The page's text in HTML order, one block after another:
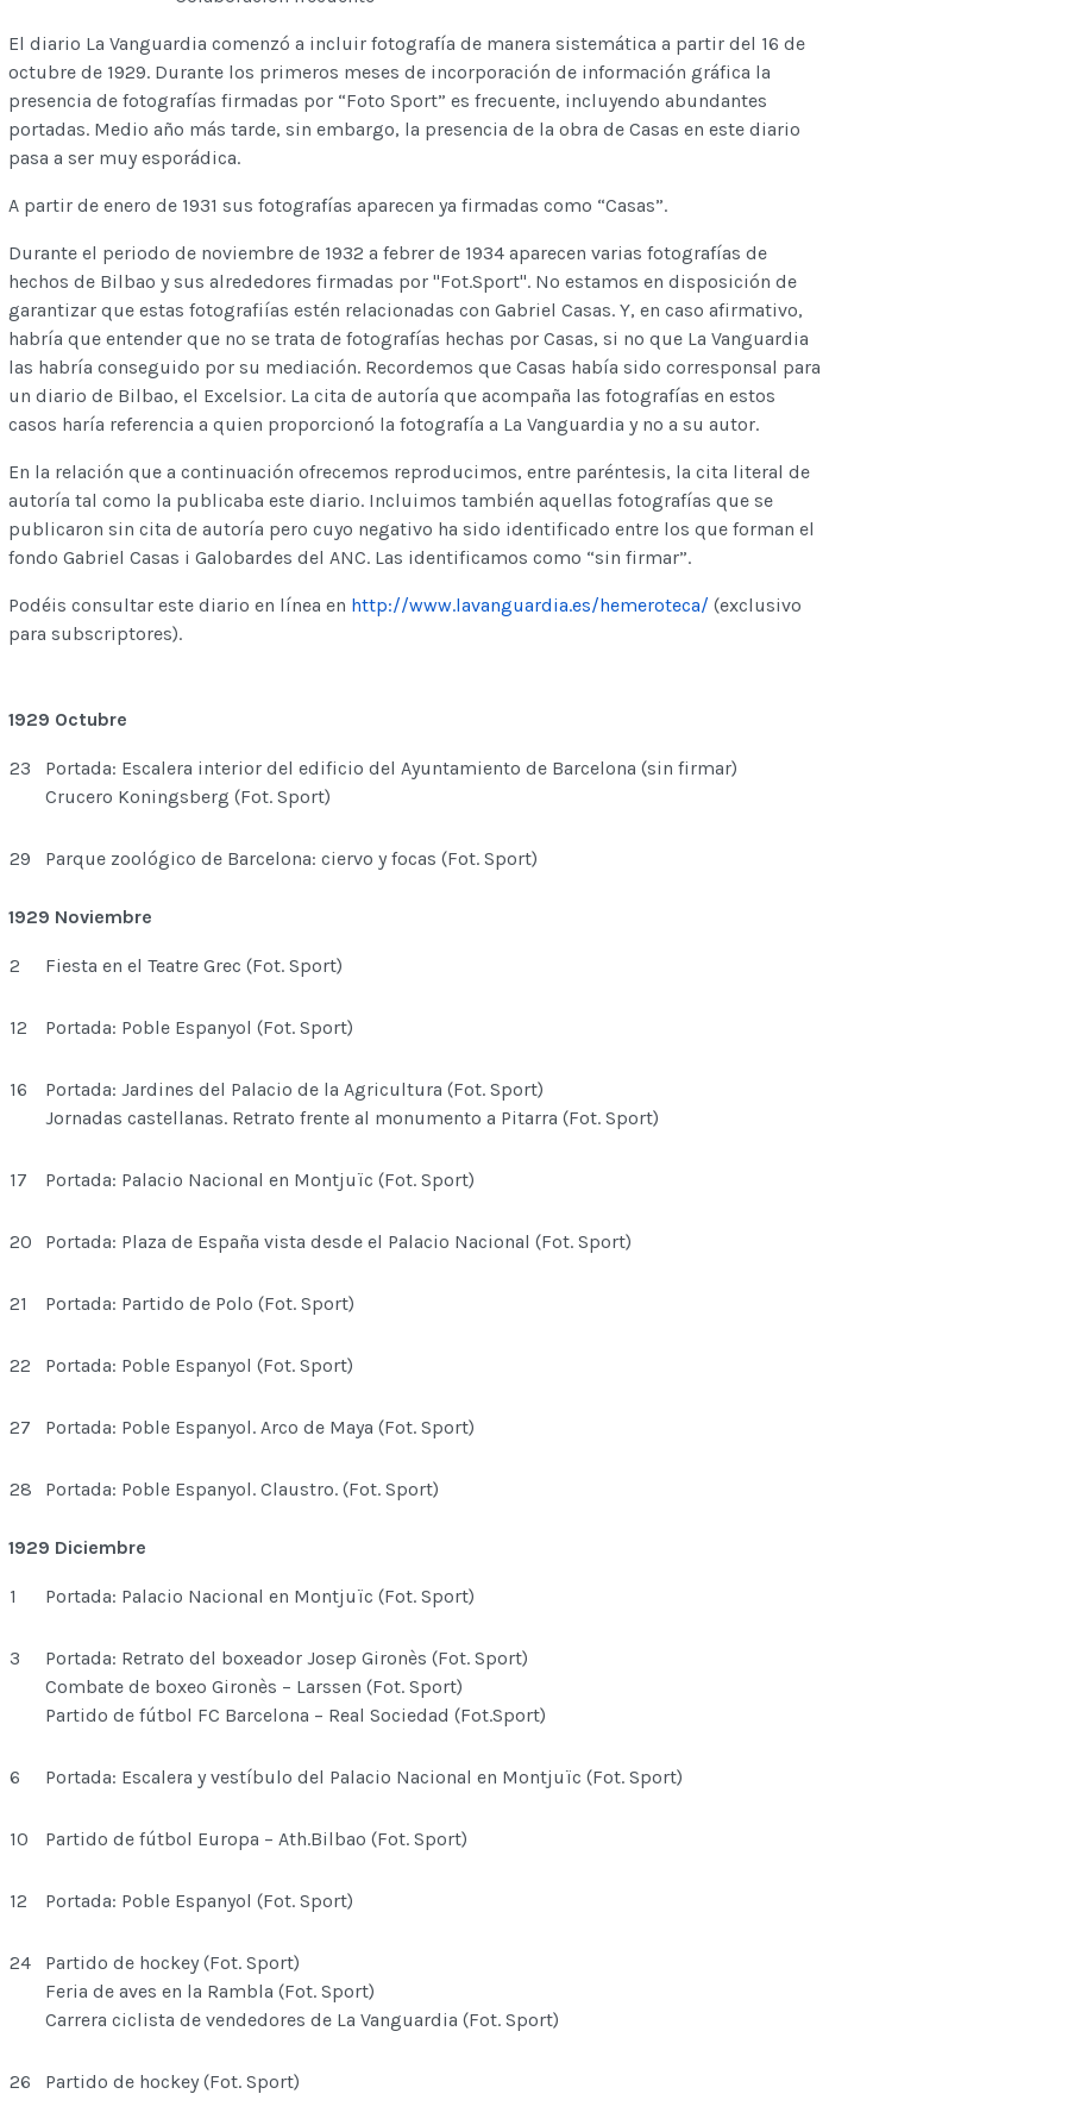
El diario La Vanguardia comenzó a incluir fotografía de manera sistemática a partir del 16 de
octubre de 1929. Durante los primeros meses de incorporación de información gráfica la
presencia de fotografías firmadas por “Foto Sport” es frecuente, incluyendo abundantes
portadas. Medio año más tarde, sin embargo, la presencia de la obra de Casas en este diario
pasa a ser muy esporádica.
A partir de enero de 1931 sus fotografías aparecen ya firmadas como “Casas”.
Durante el periodo de noviembre de 1932 a febrer de 1934 aparecen varias fotografías de
hechos de Bilbao y sus alrededores firmadas por "Fot.Sport". No estamos en disposición de
garantizar que estas fotografiías estén relacionadas con Gabriel Casas. Y, en caso afirmativo,
habría que entender que no se trata de fotografías hechas por Casas, si no que La Vanguardia
las habría conseguido por su mediación. Recordemos que Casas había sido corresponsal para
un diario de Bilbao, el Excelsior. La cita de autoría que acompaña las fotografías en estos
casos haría referencia a quien proporcionó la fotografía a La Vanguardia y no a su autor.
En la relación que a continuación ofrecemos reproducimos, entre paréntesis, la cita literal de
autoría tal como la publicaba este diario. Incluimos también aquellas fotografías que se
publicaron sin cita de autoría pero cuyo negativo ha sido identificado entre los que forman el
fondo Gabriel Casas i Galobardes del ANC. Las identificamos como “sin firmar”.
Podéis consultar este diario en línea en http://www.lavanguardia.es/hemeroteca/ (exclusivo
para subscriptores).
1929 Octubre
23
Portada: Escalera interior del edificio del Ayuntamiento de Barcelona (sin firmar)
Crucero Koningsberg (Fot. Sport)
29 Parque zoológico de Barcelona: ciervo y focas (Fot. Sport)
1929 Noviembre
2 Fiesta en el Teatre Grec (Fot. Sport)
12 Portada: Poble Espanyol (Fot. Sport)
16
Portada: Jardines del Palacio de la Agricultura (Fot. Sport)
Jornadas castellanas. Retrato frente al monumento a Pitarra (Fot. Sport)
17 Portada: Palacio Nacional en Montjuïc (Fot. Sport)
20 Portada: Plaza de España vista desde el Palacio Nacional (Fot. Sport)
21 Portada: Partido de Polo (Fot. Sport)
22 Portada: Poble Espanyol (Fot. Sport)
27 Portada: Poble Espanyol. Arco de Maya (Fot. Sport)
28 Portada: Poble Espanyol. Claustro. (Fot. Sport)
1929 Diciembre
1 Portada: Palacio Nacional en Montjuïc (Fot. Sport)
3
Portada: Retrato del boxeador Josep Gironès (Fot. Sport)
Combate de boxeo Gironès – Larssen (Fot. Sport)
Partido de fútbol FC Barcelona – Real Sociedad (Fot.Sport)
6 Portada: Escalera y vestíbulo del Palacio Nacional en Montjuïc (Fot. Sport)
10 Partido de fútbol Europa – Ath.Bilbao (Fot. Sport)
12 Portada: Poble Espanyol (Fot. Sport)
24
Partido de hockey (Fot. Sport)
Feria de aves en la Rambla (Fot. Sport)
Carrera ciclista de vendedores de La Vanguardia (Fot. Sport)
26 Partido de hockey (Fot. Sport)